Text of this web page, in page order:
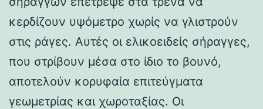
κερδίζουν υψόμετρο χωρίς να γλιστρούν
στις ράγες. Αυτές οι ελικοειδείς σήραγγες,
που στρίβουν μέσα στο ίδιο το βουνό,
αποτελούν κορυφαία επιτεύγματα
γεωμετρίας και χωροταξίας. Οι